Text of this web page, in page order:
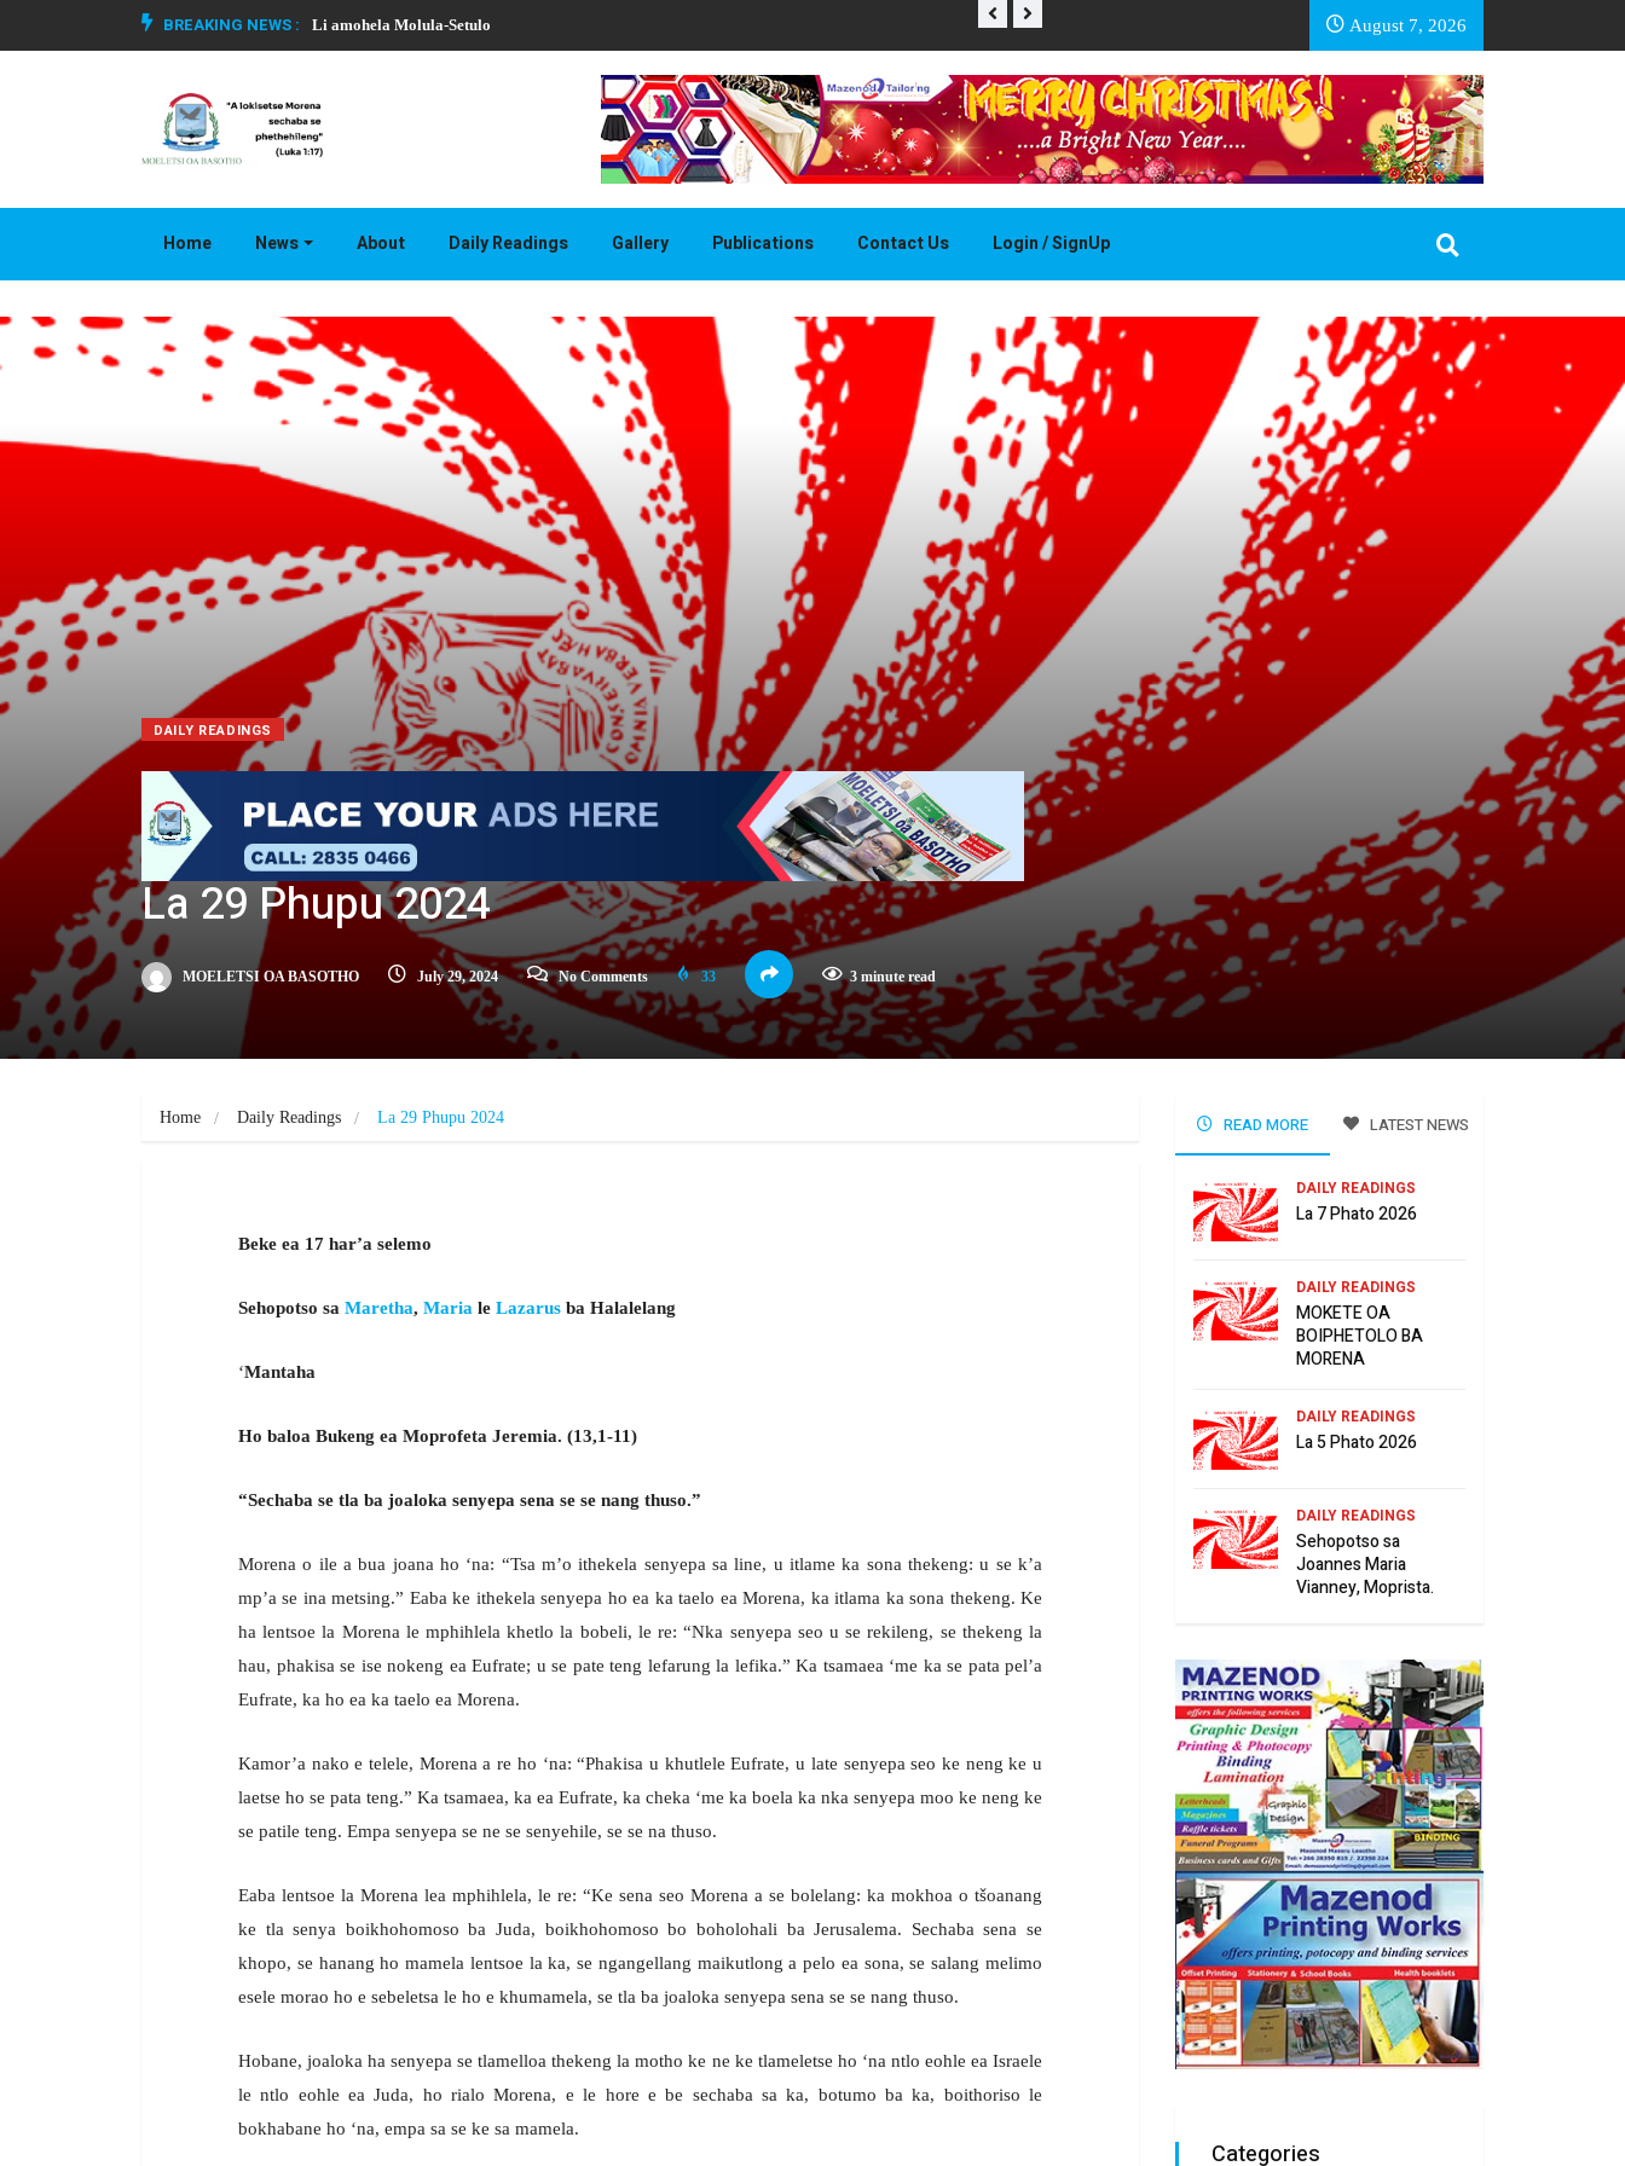
BREAKING NEWS : Li amohela Molula-Setulo THAPELO EA BASOTHO August 7, 2026
Home News About Daily Readings Gallery Publications Contact Us Login / SignUp
DAILY READINGS
La 29 Phupu 2024
MOELETSI OA BASOTHO July 29, 2024 No Comments 33 3 minute read
Home Daily Readings La 29 Phupu 2024
Beke ea 17 har’a selemo
Sehopotso sa Maretha, Maria le Lazarus ba Halalelang
‘Mantaha
Ho baloa Bukeng ea Moprofeta Jeremia. (13,1-11)
“Sechaba se tla ba joaloka senyepa sena se se nang thuso.”
Morena o ile a bua joana ho ‘na: “Tsa m’o ithekela senyepa sa line, u itlame ka sona thekeng: u se k’a
mp’a se ina metsing.” Eaba ke ithekela senyepa ho ea ka taelo ea Morena, ka itlama ka sona thekeng. Ke
ha lentsoe la Morena le mphihlela khetlo la bobeli, le re: “Nka senyepa seo u se rekileng, se thekeng la
hau, phakisa se ise nokeng ea Eufrate; u se pate teng lefarung la lefika.” Ka tsamaea ‘me ka se pata pel’a
Eufrate, ka ho ea ka taelo ea Morena.
Kamor’a nako e telele, Morena a re ho ‘na: “Phakisa u khutlele Eufrate, u late senyepa seo ke neng ke u
laetse ho se pata teng.” Ka tsamaea, ka ea Eufrate, ka cheka ‘me ka boela ka nka senyepa moo ke neng ke
se patile teng. Empa senyepa se ne se senyehile, se se na thuso.
Eaba lentsoe la Morena lea mphihlela, le re: “Ke sena seo Morena a se bolelang: ka mokhoa o tšoanang
ke tla senya boikhohomoso ba Juda, boikhohomoso bo boholohali ba Jerusalema. Sechaba sena se
khopo, se hanang ho mamela lentsoe la ka, se ngangellang maikutlong a pelo ea sona, se salang melimo
esele morao ho e sebeletsa le ho e khumamela, se tla ba joaloka senyepa sena se se nang thuso.
Hobane, joaloka ha senyepa se tlamelloa thekeng la motho ke ne ke tlameletse ho ‘na ntlo eohle ea Israele
le ntlo eohle ea Juda, ho rialo Morena, e le hore e be sechaba sa ka, botumo ba ka, boithoriso le
bokhabane ho ‘na, empa sa se ke sa mamela.
READ MORE LATEST NEWS
DAILY READINGS
La 7 Phato 2026
DAILY READINGS
MOKETE OA
BOIPHETOLO BA
MORENA
DAILY READINGS
La 5 Phato 2026
DAILY READINGS
Sehopotso sa
Joannes Maria
Vianney, Moprista.
Categories